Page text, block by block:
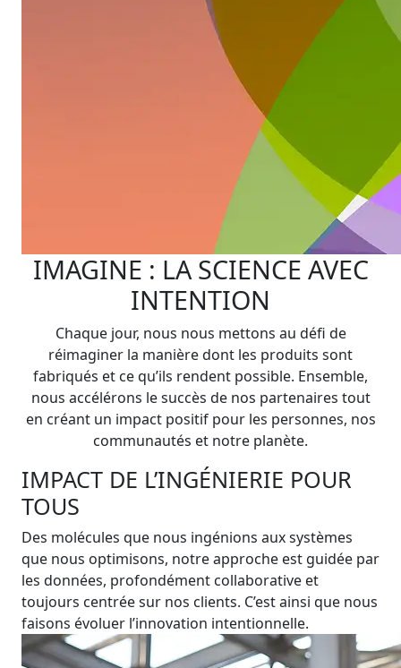
IMAGINE : LA SCIENCE AVEC
INTENTION
Chaque jour, nous nous mettons au défi de
réimaginer la manière dont les produits sont
fabriqués et ce qu’ils rendent possible. Ensemble,
nous accélérons le succès de nos partenaires tout
en créant un impact positif pour les personnes, nos
communautés et notre planète.
IMPACT DE L’INGÉNIERIE POUR
TOUS
Des molécules que nous ingénions aux systèmes
que nous optimisons, notre approche est guidée par
les données, profondément collaborative et
toujours centrée sur nos clients. C’est ainsi que nous
faisons évoluer l’innovation intentionnelle.